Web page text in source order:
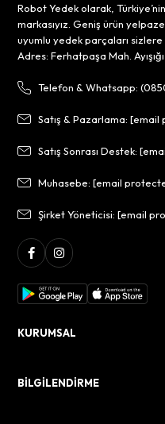
Robot Yedek olarak,
markasıyız. Geniş ürün
uyumlu yedek parçaları sizlere
Adres: Ferhatpaşa Mah.
Telefon & Whatsapp:
Satış & Pazarlama:[email
Satış Sonrası Destek:
Muhasebe:[email
Şirket Yöneticisi:[email
KURUMSAL
BİLGİLENDİRME